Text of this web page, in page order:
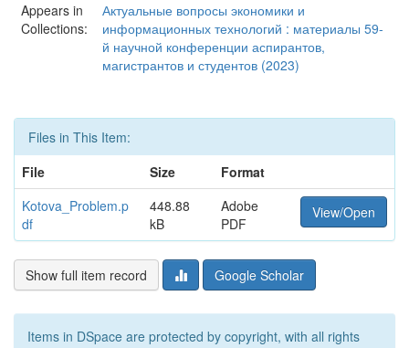
Appears in
Collections:
Актуальные вопросы экономики и
информационных технологий : материалы 59-
й научной конференции аспирантов,
магистрантов и студентов (2023)
Files in This Item:
File
Size
Format
Kotova_Problem.p
df
448.88
kB
Adobe
PDF
View/Open
Show full item record Google Scholar
Items in DSpace are protected by copyright, with all rights